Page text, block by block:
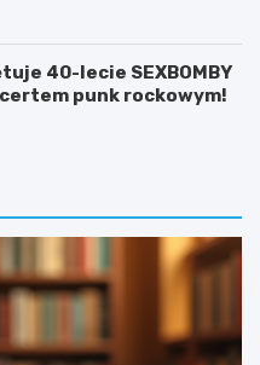
40-lecie SEXBOMBY
punk rockowym!